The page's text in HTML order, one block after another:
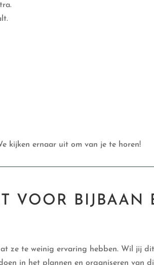
kijken ernaar uit om van je te horen!
VOOR BIJBAAN
ze te weinig ervaring hebben. Wil jij
in het plannen en organiseren van